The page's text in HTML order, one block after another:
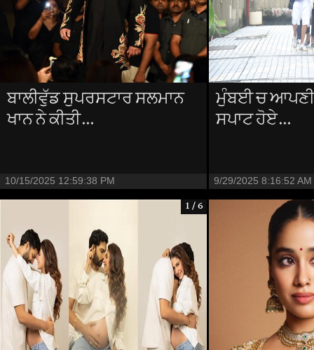
ਬਾਲੀਵੁੱਡ ਸੁਪਰਸਟਾਰ ਸਲਮਾਨ
ਖਾਨ ਨੇ ਕੀਤੀ...
10/15/2025 12:59:38 PM
ਮੁੰਬਈ ਚ ਆਪਣੀ
ਸਪਾਟ ਹੋਏ...
9/29/2025 8:16:52 AM
1 / 6